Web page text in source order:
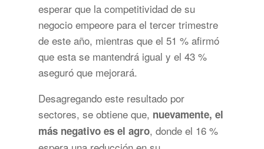
esperar que la competitividad de su
negocio empeore para el tercer trimestre
de este año, mientras que el 51 % afirmó
que esta se mantendrá igual y el 43 %
aseguró que mejorará.
Desagregando este resultado por
sectores, se obtiene que, nuevamente, el
más negativo es el agro, donde el 16 %